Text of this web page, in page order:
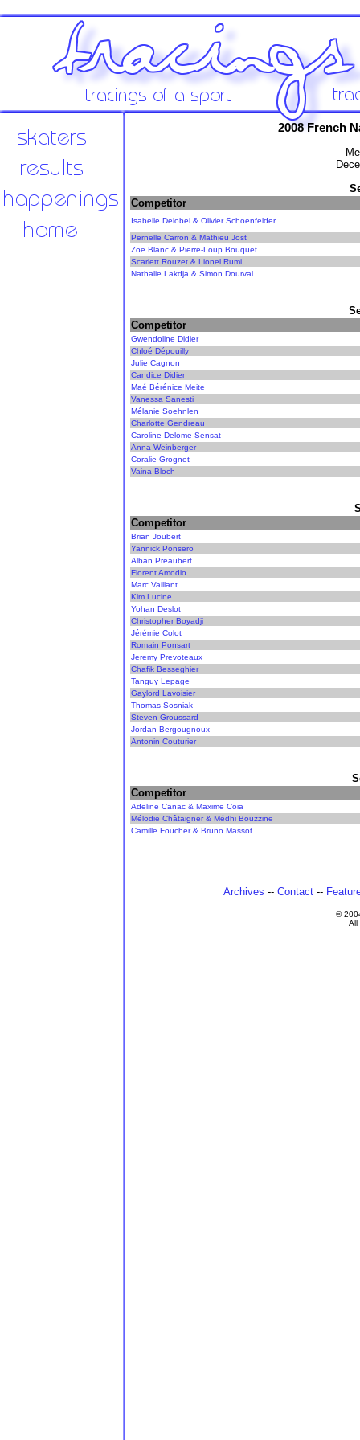
2008 French
Competitor
Isabelle Delobel & Olivier Schoenfelder
Pernelle Carron & Mathieu Jost
Zoe Blanc & Pierre-Loup Bouquet
Scarlett Rouzet & Lionel Rumi
Nathalie Lakdja & Simon Dourval
Competitor
Gwendoline Didier
Chloé Dépouilly
Julie Cagnon
Candice Didier
Maé Bérénice Meite
Vanessa Sanesti
Mélanie Soehnlen
Charlotte Gendreau
Caroline Delome-Sensat
Anna Weinberger
Coralie Grognet
Vaina Bloch
Competitor
Brian Joubert
Yannick Ponsero
Alban Preaubert
Florent Amodio
Marc Vaillant
Kim Lucine
Yohan Deslot
Christopher Boyadji
Jérémie Colot
Romain Ponsart
Jeremy Prevoteaux
Chafik Besseghier
Tanguy Lepage
Gaylord Lavoisier
Thomas Sosniak
Steven Groussard
Jordan Bergougnoux
Antonin Couturier
Competitor
Adeline Canac & Maxime Coia
Mélodie Châtaigner & Médhi Bouzzine
Camille Foucher & Bruno Massot
Archives -- Contact --
©
All